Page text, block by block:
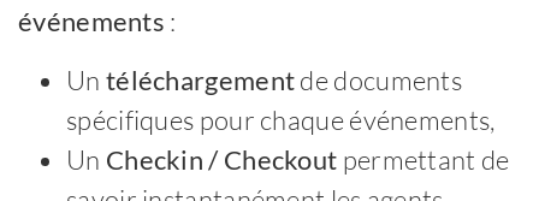
événements :
Un téléchargementde documents
spécifiques pour chaque événements,
Un Checkin / Checkout permettant de